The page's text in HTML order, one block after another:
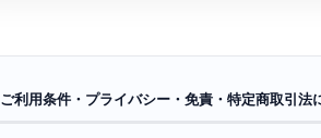
ご利用条件・プライバシー・免責・特定商取引法